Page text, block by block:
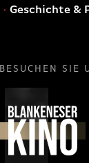
Geschichte &
BESUCHEN SIE